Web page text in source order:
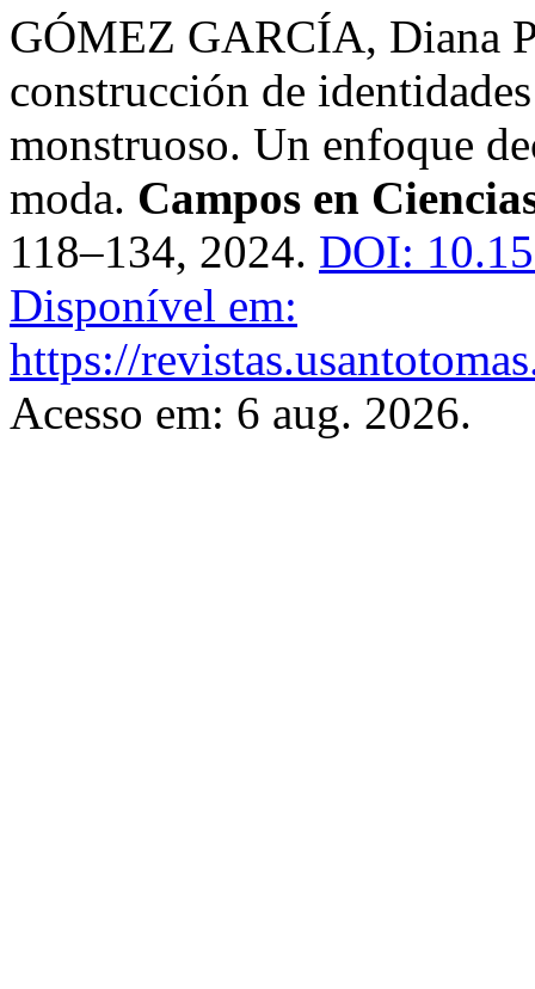
GÓMEZ GARCÍA, Diana
construcción de
monstruoso. Un enfoque
moda. Campos en
118–134, 2024. DOI:
Disponível em:
https://
Acesso em: 6 aug. 2026.